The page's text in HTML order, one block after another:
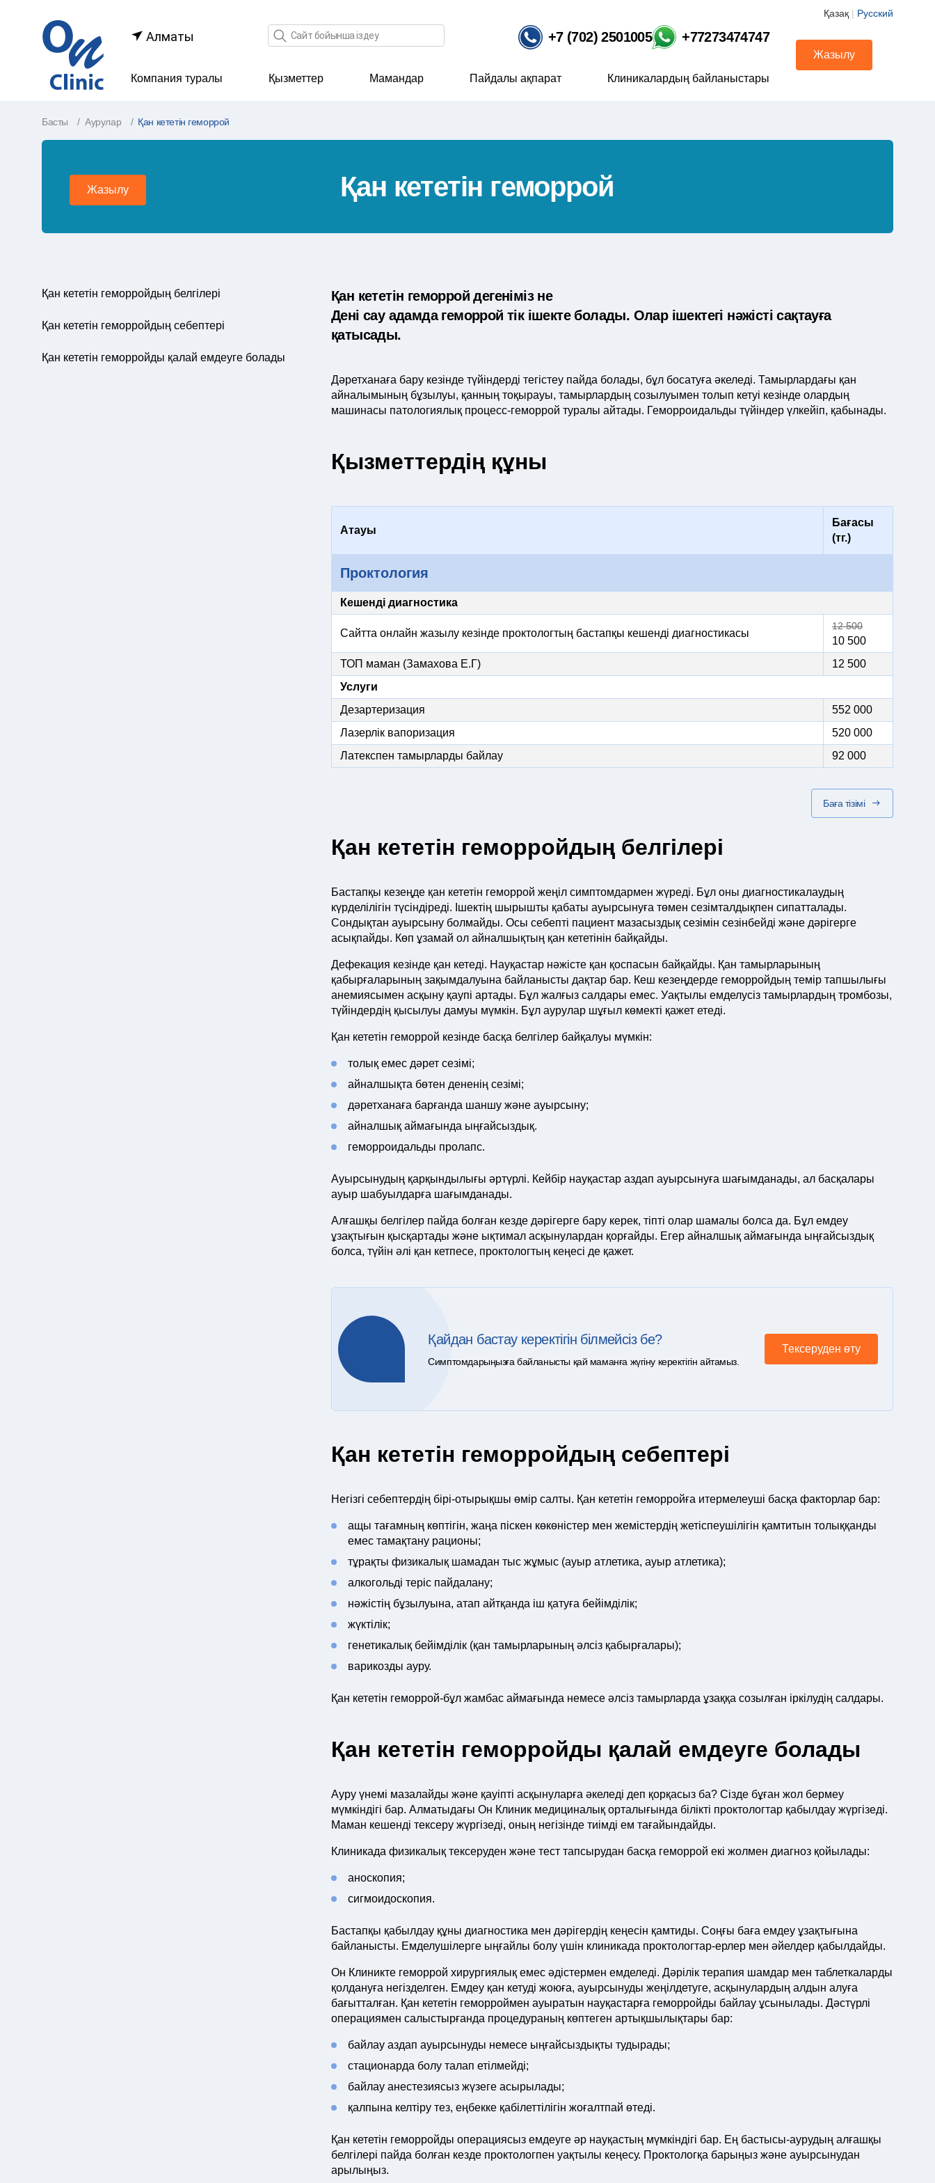
Қазақ | Русский
Алматы Іздеу өрісі +7 (702) 2501005 +77273474747
Компания туралы Қызметтер Мамандар Пайдалы ақпарат Клиникалардың байланыстары
Жазылу
Басты Аурулар Қан кететін геморрой
Жазылу Қан кететін геморрой
Қан кететін геморройдың белгілері
Қан кететін геморройдың себептері
Қан кететін геморройды қалай емдеуге болады
Қан кететін геморрой дегеніміз не
Дені сау адамда геморрой тік ішекте болады. Олар ішектегі нәжісті сақтауға
қатысады.
Дәретханаға бару кезінде түйіндерді тегістеу пайда болады, бұл босатуға әкеледі. Тамырлардағы қан
айналымының бұзылуы, қанның тоқырауы, тамырлардың созылуымен толып кетуі кезінде олардың
машинасы патологиялық процесс-геморрой туралы айтады. Геморроидальды түйіндер үлкейіп, қабынады.
Қызметтердің құны
Атауы
Бағасы
(тг.)
Проктология
Кешенді диагностика
Сайтта онлайн жазылу кезінде проктологтың бастапқы кешенді диагностикасы
12 500
10 500
ТОП маман (Замахова Е.Г)
12 500
Услуги
Дезартеризация
552 000
Лазерлік вапоризация
520 000
Латекспен тамырларды байлау
92 000
Баға тізімі
Қан кететін геморройдың белгілері
Бастапқы кезеңде қан кететін геморрой жеңіл симптомдармен жүреді. Бұл оны диагностикалаудың
күрделілігін түсіндіреді. Ішектің шырышты қабаты ауырсынуға төмен сезімталдықпен сипатталады.
Сондықтан ауырсыну болмайды. Осы себепті пациент мазасыздық сезімін сезінбейді және дәрігерге
асықпайды. Көп ұзамай ол айналшықтың қан кететінін байқайды.
Дефекация кезінде қан кетеді. Науқастар нәжісте қан қоспасын байқайды. Қан тамырларының
қабырғаларының зақымдалуына байланысты дақтар бар. Кеш кезеңдерде геморройдың темір тапшылығы
анемиясымен асқыну қаупі артады. Бұл жалғыз салдары емес. Уақтылы емделусіз тамырлардың тромбозы,
түйіндердің қысылуы дамуы мүмкін. Бұл аурулар шұғыл көмекті қажет етеді.
Қан кететін геморрой кезінде басқа белгілер байқалуы мүмкін:
толық емес дәрет сезімі;
айналшықта бөтен дененің сезімі;
дәретханаға барғанда шаншу және ауырсыну;
айналшық аймағында ыңғайсыздық.
геморроидальды пролапс.
Ауырсынудың қарқындылығы әртүрлі. Кейбір науқастар аздап ауырсынуға шағымданады, ал басқалары
ауыр шабуылдарға шағымданады.
Алғашқы белгілер пайда болған кезде дәрігерге бару керек, тіпті олар шамалы болса да. Бұл емдеу
ұзақтығын қысқартады және ықтимал асқынулардан қорғайды. Егер айналшық аймағында ыңғайсыздық
болса, түйін әлі қан кетпесе, проктологтың кеңесі де қажет.
Қайдан бастау керектігін білмейсіз бе?
Симптомдарыңызға байланысты қай маманға жүгіну керектігін айтамыз.
Тексеруден өту
Қан кететін геморройдың себептері
Негізгі себептердің бірі-отырықшы өмір салты. Қан кететін геморройға итермелеуші басқа факторлар бар:
ащы тағамның көптігін, жаңа піскен көкөністер мен жемістердің жетіспеушілігін қамтитын толыққанды
емес тамақтану рационы;
тұрақты физикалық шамадан тыс жұмыс (ауыр атлетика, ауыр атлетика);
алкогольді теріс пайдалану;
нәжістің бұзылуына, атап айтқанда іш қатуға бейімділік;
жүктілік;
генетикалық бейімділік (қан тамырларының әлсіз қабырғалары);
варикозды ауру.
Қан кететін геморрой-бұл жамбас аймағында немесе әлсіз тамырларда ұзаққа созылған іркілудің салдары.
Қан кететін геморройды қалай емдеуге болады
Ауру үнемі мазалайды және қауіпті асқынуларға әкеледі деп қорқасыз ба? Сізде бұған жол бермеу
мүмкіндігі бар. Алматыдағы Он Клиник медициналық орталығында білікті проктологтар қабылдау жүргізеді.
Маман кешенді тексеру жүргізеді, оның негізінде тиімді ем тағайындайды.
Клиникада физикалық тексеруден және тест тапсырудан басқа геморрой екі жолмен диагноз қойылады:
аноскопия;
сигмоидоскопия.
Бастапқы қабылдау құны диагностика мен дәрігердің кеңесін қамтиды. Соңғы баға емдеу ұзақтығына
байланысты. Емделушілерге ыңғайлы болу үшін клиникада проктологтар-ерлер мен әйелдер қабылдайды.
Он Клиникте геморрой хирургиялық емес әдістермен емделеді. Дәрілік терапия шамдар мен таблеткаларды
қолдануға негізделген. Емдеу қан кетуді жоюға, ауырсынуды жеңілдетуге, асқынулардың алдын алуға
бағытталған. Қан кететін геморроймен ауыратын науқастарға геморройды байлау ұсынылады. Дәстүрлі
операциямен салыстырғанда процедураның көптеген артықшылықтары бар:
байлау аздап ауырсынуды немесе ыңғайсыздықты тудырады;
стационарда болу талап етілмейді;
байлау анестезиясыз жүзеге асырылады;
қалпына келтіру тез, еңбекке қабілеттілігін жоғалтпай өтеді.
Қан кететін геморройды операциясыз емдеуге әр науқастың мүмкіндігі бар. Ең бастысы-аурудың алғашқы
белгілері пайда болған кезде проктологпен уақтылы кеңесу. Проктологқа барыңыз және ауырсынудан
арылыңыз.